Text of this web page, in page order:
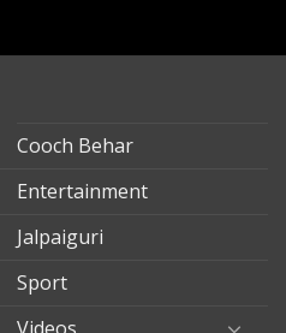
Cooch Behar
Entertainment
Jalpaiguri
Sport